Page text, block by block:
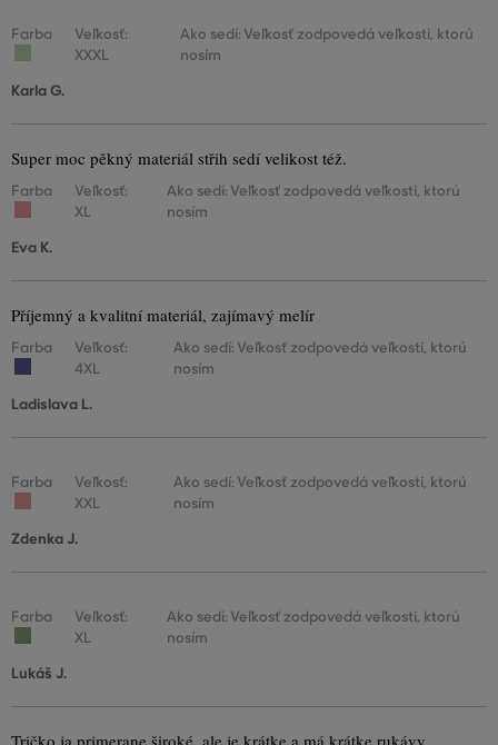
Farba
Veľkosť:
XXXL
Ako sedí: Veľkosť zodpovedá veľkosti, ktorú
nosím
Karla G.
Super moc pěkný materiál střih sedí velikost též.
Farba
Veľkosť:
XL
Ako sedí: Veľkosť zodpovedá veľkosti, ktorú
nosím
Eva K.
Příjemný a kvalitní materiál, zajímavý melír
Farba
Veľkosť:
4XL
Ako sedí: Veľkosť zodpovedá veľkosti, ktorú
nosím
Ladislava L.
Farba
Veľkosť:
XXL
Ako sedí: Veľkosť zodpovedá veľkosti, ktorú
nosím
Zdenka J.
Farba
Veľkosť:
XL
Ako sedí: Veľkosť zodpovedá veľkosti, ktorú
nosím
Lukáš J.